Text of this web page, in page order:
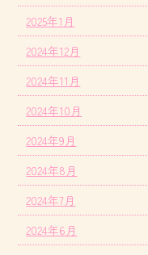
2025年1月
2024年12月
2024年11月
2024年10月
2024年9月
2024年8月
2024年7月
2024年6月